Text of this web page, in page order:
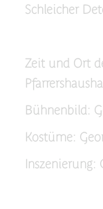
Schleicher
Zeit und Ort
Bühnenbild:
Kostüme:
Inszenierung: